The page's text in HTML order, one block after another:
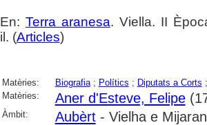
En: Terra aranesa. Viella. II
il. (Articles)
Matèries: Biografia; Polítics ; Diputats a Corts
Matèries:
Aner d'Esteve, Felipe
Àmbit: Aubèrt- Vielha e